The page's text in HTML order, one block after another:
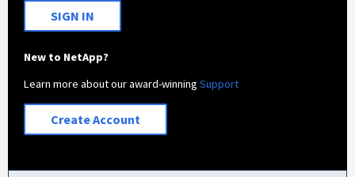
SIGN IN
New to NetApp?
Learn more about our award-winningSupport
Create Account